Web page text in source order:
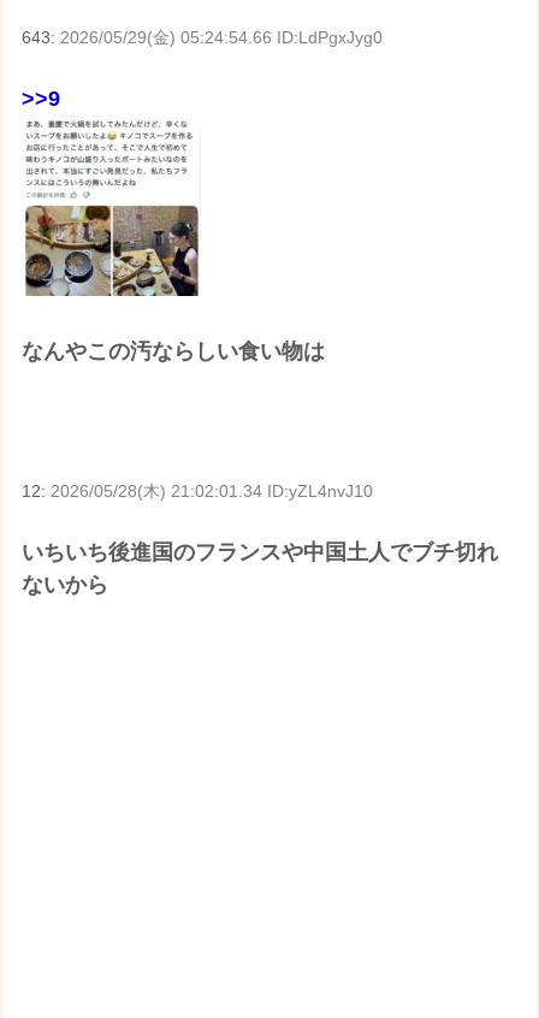
643: 2026/05/29(金) 05:24:54.66 ID:LdPgxJyg0
>>9
なんやこの汚ならしい食い物は
12: 2026/05/28(木) 21:02:01.34 ID:yZL4nvJ10
いちいち後進国のフランスや中国土人でブチ切れ
ないから